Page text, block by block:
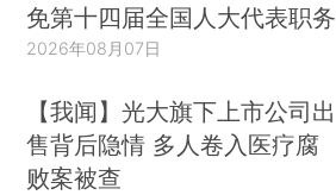
免第十四届全国人大代表职务
2026年08月07日
【我闻】光大旗下上市公司出
售背后隐情 多人卷入医疗腐
败案被查